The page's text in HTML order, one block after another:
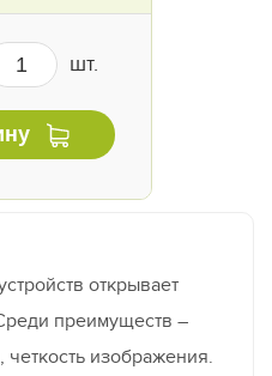
шт.
открывает
преимуществ –
четкость изображения.